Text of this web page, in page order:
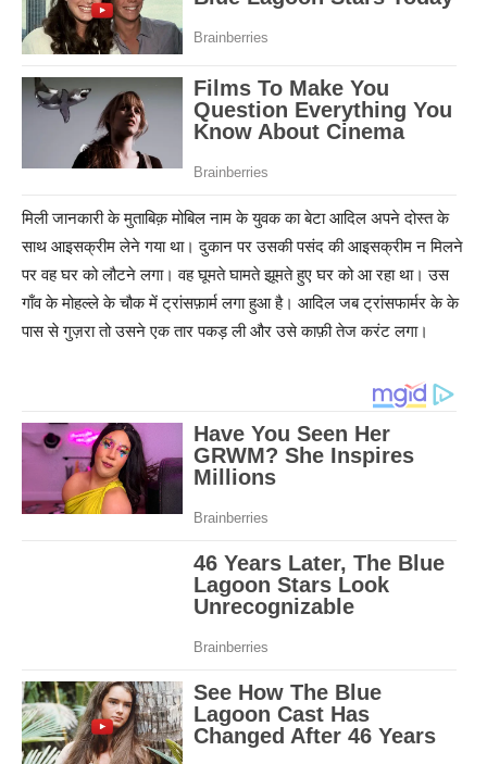
मिली जानकारी के मुताबिक़ मोबिल नाम के युवक का बेटा आदिल अपने दोस्त के
साथ आइसक्रीम लेने गया था। दुकान पर उसकी पसंद की आइसक्रीम न मिलने
पर वह घर को लौटने लगा। वह घूमते घामते झूमते हुए घर को आ रहा था। उस
गाँव के मोहल्ले के चौक में ट्रांसफ़ार्म लगा हुआ है। आदिल जब ट्रांसफार्मर के के
पास से गुज़रा तो उसने एक तार पकड़ ली और उसे काफ़ी तेज करंट लगा।